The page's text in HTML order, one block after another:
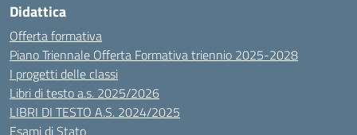
Didattica
Offerta formativa
Piano Triennale Offerta Formativa triennio 2025-2028
I progetti delle classi
Libri di testo a.s. 2025/2026
LIBRI DI TESTO A.S. 2024/2025
Esami di Stato